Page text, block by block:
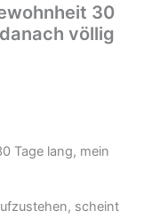
30
völlig
Tage lang, mein
scheint